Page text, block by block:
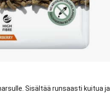
Sisältää runsaasti kuitua ja